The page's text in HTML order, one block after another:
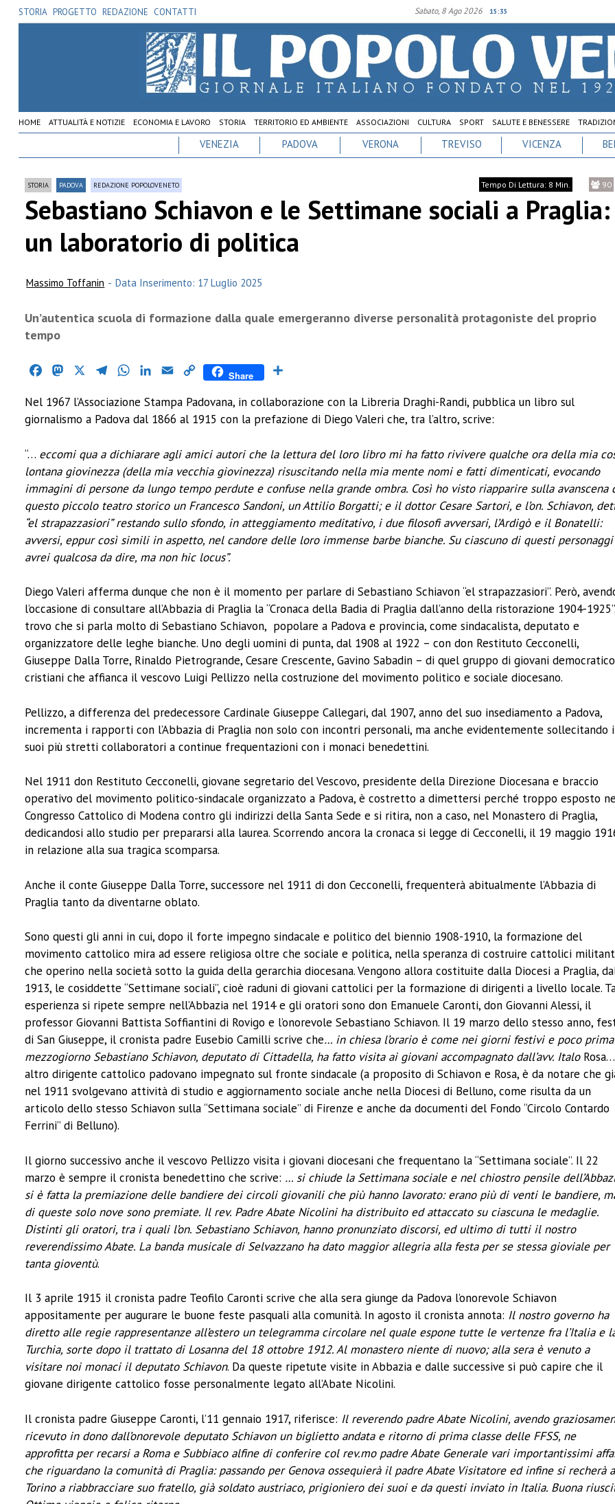
STORIA PROGETTO REDAZIONE CONTATTI Sabato, 8 Ago 2026 15:35
HOME ATTUALITÀ E NOTIZIE ECONOMIA E LAVORO STORIA TERRITORIO ED AMBIENTE ASSOCIAZIONI CULTURA SPORT SALUTE E BENESSERE
VENEZIA PADOVA VERONA TREVISO VICENZA
STORIA PADOVA REDAZIONE POPOLOVENETO Tempo Di Lettura: 8 Min. 90
Sebastiano Schiavon e le Settimane sociali a Praglia:
un laboratorio di politica
Massimo Toffanin - Data Inserimento: 17 Luglio 2025
Un’autentica scuola di formazione dalla quale emergeranno diverse personalità protagoniste del proprio
tempo
FacebookMastodon TelegramWhatsAppLinkedIn
Email Copy
Share
Nel 1967 l’Associazione Stampa Padovana, in collaborazione con la Libreria Draghi-Randi, pubblica un libro sul
giornalismo a Padova dal 1866 al 1915 con la prefazione di Diego Valeri che, tra l’altro, scrive:
“… eccomi qua a dichiarare agli amici autori che la lettura del loro libro mi ha fatto rivivere qualche ora della mia
lontana giovinezza (della mia vecchia giovinezza) risuscitando nella mia mente nomi e fatti dimenticati, evocando
immagini di persone da lungo tempo perdute e confuse nella grande ombra. Così ho visto riapparire sulla avanscena
questo piccolo teatro storico un Francesco Sandoni, un Attilio Borgatti; e il dottor Cesare Sartori, e l’on. Schiavon,
“el strapazzasiori” restando sullo sfondo, in atteggiamento meditativo, i due filosofi avversari, l’Ardigò e il Bonatelli:
avversi, eppur così simili in aspetto, nel candore delle loro immense barbe bianche. Su ciascuno di questi personaggi
avrei qualcosa da dire, ma non hic locus”.
Diego Valeri afferma dunque che non è il momento per parlare di Sebastiano Schiavon “el strapazzasiori”. Però,
l’occasione di consultare all’Abbazia di Praglia la “Cronaca della Badia di Praglia dall’anno della ristorazione 1904-
trovo che si parla molto di Sebastiano Schiavon, popolare a Padova e provincia, come sindacalista, deputato e
organizzatore delle leghe bianche. Uno degli uomini di punta, dal 1908 al 1922 – con don Restituto Cecconelli,
Giuseppe Dalla Torre, Rinaldo Pietrogrande, Cesare Crescente, Gavino Sabadin – di quel gruppo di giovani
cristiani che affianca il vescovo Luigi Pellizzo nella costruzione del movimento politico e sociale diocesano.
Pellizzo, a differenza del predecessore Cardinale Giuseppe Callegari, dal 1907, anno del suo insediamento a Padova,
incrementa i rapporti con l’Abbazia di Praglia non solo con incontri personali, ma anche evidentemente sollecitando i
suoi più stretti collaboratori a continue frequentazioni con i monaci benedettini.
Nel 1911 don Restituto Cecconelli, giovane segretario del Vescovo, presidente della Direzione Diocesana e braccio
operativo del movimento politico-sindacale organizzato a Padova, è costretto a dimettersi perché troppo esposto
Congresso Cattolico di Modena contro gli indirizzi della Santa Sede e si ritira, non a caso, nel Monastero di Praglia,
dedicandosi allo studio per prepararsi alla laurea. Scorrendo ancora la cronaca si legge di Cecconelli, il 19 maggio
in relazione alla sua tragica scomparsa.
Anche il conte Giuseppe Dalla Torre, successore nel 1911 di don Cecconelli, frequenterà abitualmente l’Abbazia di
Praglia tanto da diventarne oblato.
Sono questi gli anni in cui, dopo il forte impegno sindacale e politico del biennio 1908-1910, la formazione del
movimento cattolico mira ad essere religiosa oltre che sociale e politica, nella speranza di costruire cattolici
che operino nella società sotto la guida della gerarchia diocesana. Vengono allora costituite dalla Diocesi a Praglia,
1913, le cosiddette “Settimane sociali”, cioè raduni di giovani cattolici per la formazione di dirigenti a livello locale.
esperienza si ripete sempre nell’Abbazia nel 1914 e gli oratori sono don Emanuele Caronti, don Giovanni Alessi, il
professor Giovanni Battista Soffiantini di Rovigo e l’onorevole Sebastiano Schiavon. Il 19 marzo dello stesso anno,
di San Giuseppe, il cronista padre Eusebio Camilli scrive che… in chiesa l’orario è come nei giorni festivi e poco
mezzogiorno Sebastiano Schiavon, deputato di Cittadella, ha fatto visita ai giovani accompagnato dall’avv. Italo
altro dirigente cattolico padovano impegnato sul fronte sindacale (a proposito di Schiavon e Rosa, è da notare che
nel 1911 svolgevano attività di studio e aggiornamento sociale anche nella Diocesi di Belluno, come risulta da un
articolo dello stesso Schiavon sulla “Settimana sociale” di Firenze e anche da documenti del Fondo “Circolo Contardo
Ferrini” di Belluno).
Il giorno successivo anche il vescovo Pellizzo visita i giovani diocesani che frequentano la “Settimana sociale”. Il 22
marzo è sempre il cronista benedettino che scrive: … si chiude la Settimana sociale e nel chiostro pensile
si è fatta la premiazione delle bandiere dei circoli giovanili che più hanno lavorato: erano più di venti le bandiere,
di queste solo nove sono premiate. Il rev. Padre Abate Nicolini ha distribuito ed attaccato su ciascuna le medaglie.
Distinti gli oratori, tra i quali l’on. Sebastiano Schiavon, hanno pronunziato discorsi, ed ultimo di tutti il nostro
reverendissimo Abate. La banda musicale di Selvazzano ha dato maggior allegria alla festa per se stessa gioviale per
tanta gioventù.
Il 3 aprile 1915 il cronista padre Teofilo Caronti scrive che alla sera giunge da Padova l’onorevole Schiavon
appositamente per augurare le buone feste pasquali alla comunità. In agosto il cronista annota: Il nostro governo ha
diretto alle regie rappresentanze all’estero un telegramma circolare nel quale espone tutte le vertenze fra l’Italia e
Turchia, sorte dopo il trattato di Losanna del 18 ottobre 1912. Al monastero niente di nuovo; alla sera è venuto a
visitare noi monaci il deputato Schiavon. Da queste ripetute visite in Abbazia e dalle successive si può capire che il
giovane dirigente cattolico fosse personalmente legato all’Abate Nicolini.
Il cronista padre Giuseppe Caronti, l’11 gennaio 1917, riferisce: Il reverendo padre Abate Nicolini, avendo
ricevuto in dono dall’onorevole deputato Schiavon un biglietto andata e ritorno di prima classe delle FFSS, ne
approfitta per recarsi a Roma e Subbiaco alfine di conferire col rev.mo padre Abate Generale vari importantissimi
che riguardano la comunità di Praglia: passando per Genova ossequierà il padre Abate Visitatore ed infine si recherà a
Torino a riabbracciare suo fratello, già soldato austriaco, prigioniero dei suoi e da questi inviato in Italia. Buona